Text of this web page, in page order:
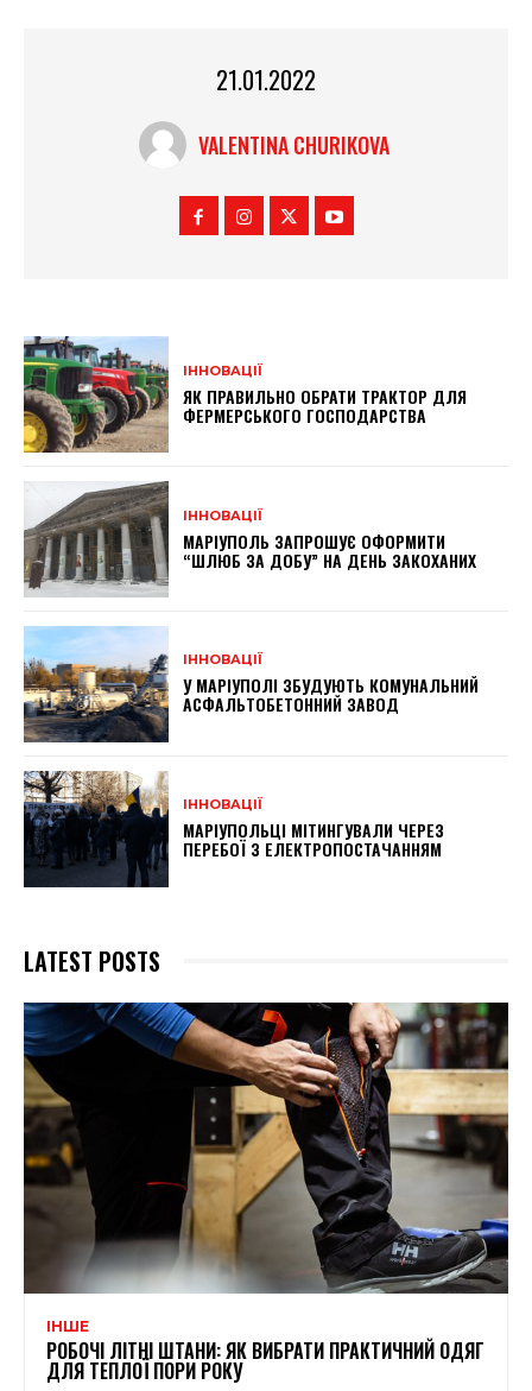
21.01.2022
VALENTINA CHURIKOVA
ІННОВАЦІЇ
ЯК ПРАВИЛЬНО ОБРАТИ ТРАКТОР ДЛЯ
ФЕРМЕРСЬКОГО ГОСПОДАРСТВА
ІННОВАЦІЇ
МАРІУПОЛЬ ЗАПРОШУЄ ОФОРМИТИ
“ШЛЮБ ЗА ДОБУ” НА ДЕНЬ ЗАКОХАНИХ
ІННОВАЦІЇ
У МАРІУПОЛІ ЗБУДУЮТЬ КОМУНАЛЬНИЙ
АСФАЛЬТОБЕТОННИЙ ЗАВОД
ІННОВАЦІЇ
МАРІУПОЛЬЦІ МІТИНГУВАЛИ ЧЕРЕЗ
ПЕРЕБОЇ З ЕЛЕКТРОПОСТАЧАННЯМ
LATEST POSTS
ІНШЕ
РОБОЧІ ЛІТНІ ШТАНИ: ЯК ВИБРАТИ ПРАКТИЧНИЙ ОДЯГ
ДЛЯ ТЕПЛОЇ ПОРИ РОКУ